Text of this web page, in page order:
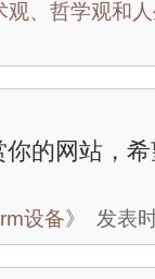
观、哲学观和
的网站，
设备》 发表